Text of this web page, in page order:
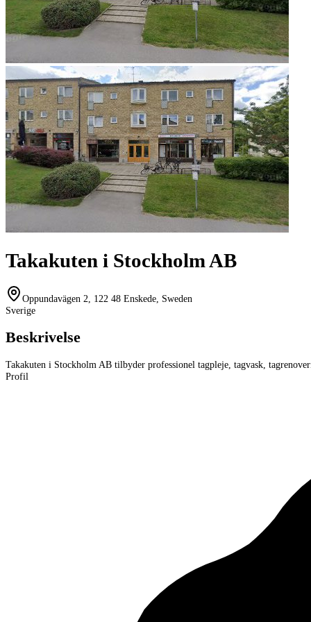
Takakuten i Stockholm AB
Oppundavägen 2, 122 48 Enskede, Sweden
Sverige
Beskrivelse
Takakuten i Stockholm AB tilbyder professionel tagpleje, tagvask,
Profil